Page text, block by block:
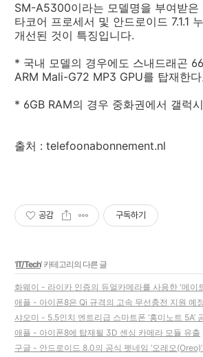
SM-A5300이라는 모델명을 부여받
타코어 프로세서 및 안드로이드 7.1.1
개선된 것이 특징입니다.
* 국내 모델의 경우에도 스내드래곤
ARM Mali-G72 MP3 GPU를 탑재한
* 6GB RAM의 경우 중화권에서 갤럭
출처 : telefoonabonnement.nl
공감 구독하기
'IT/Tech' 카테고리의 다른 글
화웨이 - 라이카 인증의 듀얼카메라를 사용한 '메이
애플 - 아이폰8은 Qi 규격의 고속 무선충전 지원 예정
샤오미 - 5.5인치 엔트리급 스마트폰 ‘홍미노트 5A’
애플 - 아이폰8에 탑재될 3D 센싱 카메라 모듈 유출
구글 - 안드로이드 8.0의 공식 펫네임 ‘오레오